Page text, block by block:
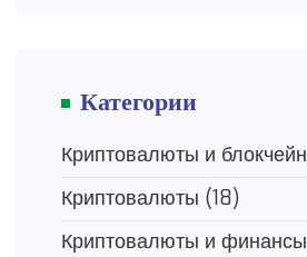
Категории
Криптовалюты и блокчейн
Криптовалюты (18)
Криптовалюты и финансы